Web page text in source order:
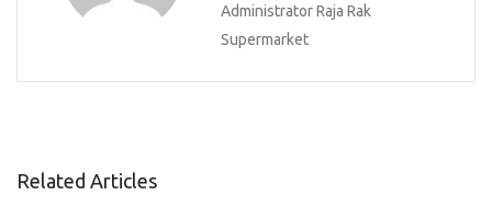
Administrator Raja Rak
Supermarket
Related Articles